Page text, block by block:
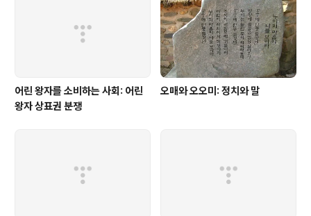
어린 왕자를 소비하는 사회: 어린
왕자 상표권 분쟁
오매와 오오미: 정치와 말